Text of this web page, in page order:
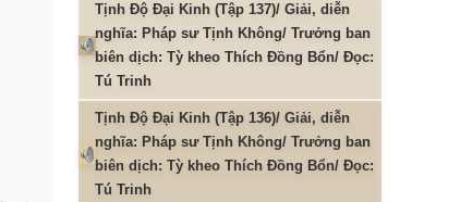
Tịnh Độ Đại Kinh (Tập 137)/ Giải, diễn
nghĩa: Pháp sư Tịnh Không/ Trưởng ban
biên dịch: Tỳ kheo Thích Đồng Bổn/ Đọc:
Tú Trinh
Tịnh Độ Đại Kinh (Tập 136)/ Giải, diễn
nghĩa: Pháp sư Tịnh Không/ Trưởng ban
biên dịch: Tỳ kheo Thích Đồng Bổn/ Đọc:
Tú Trinh